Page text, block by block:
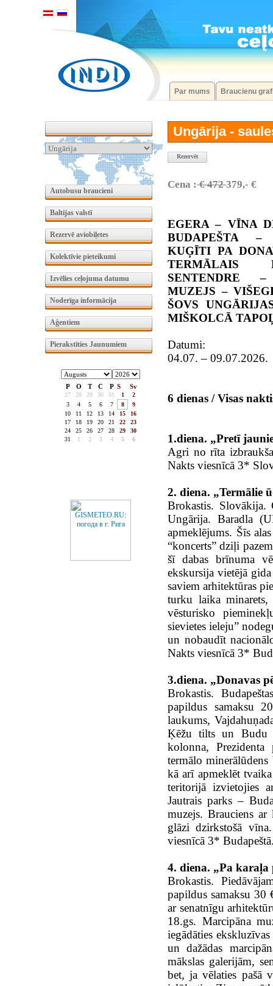
Par mums Braucienu
Autobusu braucieni
Baltijas valstī
Rezervē aviobiļetes
Kolektīvie pieteikumi
Izvēlies ceļojuma datumu
Noderīga informācija
Aģentiem
Pierakstīties Jaunumiem
P O T C P S Sv
27 28 29 30 31 1
2
3
4 5 6 7 8
9
10
11 12 13 14 15
16
17
18 19 20 21 22
23
24
25 26 27 28 29
30
31
1 2 3 4 5 6
Ungārija -
Rezervēt
Cena :€ 472379,- €
EGERA – VĪNA
BUDAPEŠTA
KUĢĪTI PA
TERMĀLAIS
SENTENDRE
MUZEJS –
ŠOVS
MIŠKOLCĀ
Datumi:
04.07. – 09.07.2026.
6 dienas / Visas
1.diena. „Pretī
Agri no rīta
Nakts viesnīcā 3*
2. diena. „Termālie
Brokastis. Slovākija.
Ungārija. Baradla
apmeklējums. Šīs
“koncerts” dziļi
šī dabas brīnuma
ekskursija vietējā
saviem arhitektūras
turku laika
vēsturisko
sievietes ieleju”
un nobaudīt
Nakts viesnīcā 3*
3.diena. „Donavas
Brokastis.
papildus samaksu
laukums,
Ķēžu tilts un Budu
kolonna, Prezidenta
termālo
kā arī apmeklēt
teritorijā izvietojies
Jautrais parks –
muzejs. Brauciens
glāzi dzirkstošā
viesnīcā 3*
4. diena. „Pa
Brokastis.
papildus samaksu 30
ar senatnīgu
18.gs. Marcipāna
iegādāties
un dažādas
mākslas galerijām,
bet, ja vēlaties pašā